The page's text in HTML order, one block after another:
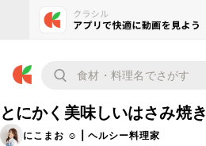
とにかく美味しいはさみ焼き
にこまお ☺︎ | ヘルシー料理家